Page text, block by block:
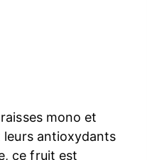
mono et
leurs antioxydants
ce fruit est